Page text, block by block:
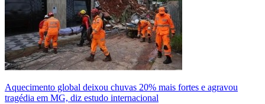
Aquecimento global deixou chuvas 20% mais fortes e agravou
tragédia em MG, diz estudo internacional